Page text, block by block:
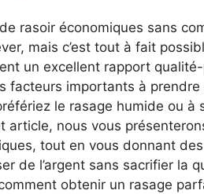
rasoir économiques sans
mais c’est tout à fait
un excellent rapport
facteurs importants à
le rasage humide ou
article, nous vous
tout en vous donnant
de l’argent sans sacrifier la
obtenir un rasage